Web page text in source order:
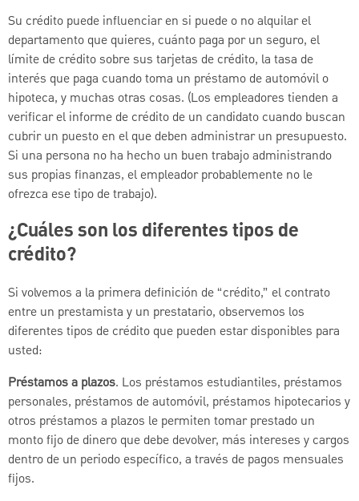
Su crédito puede influenciar en si puede o no alquilar el
departamento que quieres, cuánto paga por un seguro, el
límite de crédito sobre sus tarjetas de crédito, la tasa de
interés que paga cuando toma un préstamo de automóvil o
hipoteca, y muchas otras cosas. (Los empleadores tienden a
verificar el informe de crédito de un candidato cuando buscan
cubrir un puesto en el que deben administrar un presupuesto.
Si una persona no ha hecho un buen trabajo administrando
sus propias finanzas, el empleador probablemente no le
ofrezca ese tipo de trabajo).
¿Cuáles son los diferentes tipos de
crédito?
Si volvemos a la primera definición de “crédito,” el contrato
entre un prestamista y un prestatario, observemos los
diferentes tipos de crédito que pueden estar disponibles para
usted:
Préstamos a plazos. Los préstamos estudiantiles, préstamos
personales, préstamos de automóvil, préstamos hipotecarios y
otros préstamos a plazos le permiten tomar prestado un
monto fijo de dinero que debe devolver, más intereses y cargos
dentro de un periodo específico, a través de pagos mensuales
fijos.